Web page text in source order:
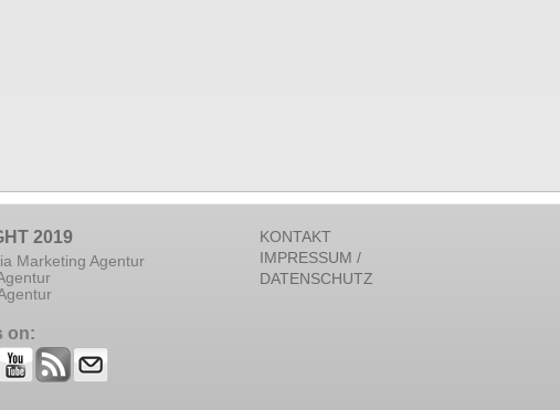
2019
Marketing Agentur
on:
KONTAKT
IMPRESSUM /
DATENSCHUTZ